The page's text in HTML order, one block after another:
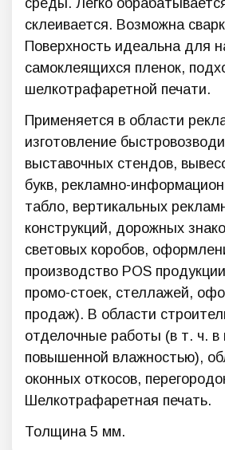
среды. Легко
склеивается. Возможна
Поверхность идеальна для
самоклеящихся пленок,
шелкотрафаретной печати.
Применяется в области
изготовление
выставочных стендов,
букв, рекламно-
табло, вертикальных
конструкций, дорожных
световых коробов,
производство POS
промо-стоек, стеллажей,
продаж). В области
отделочные работы (в т. ч.
повышенной влажностью),
оконных откосов,
Шелкотрафаретная печать.
Толщина 5 мм.